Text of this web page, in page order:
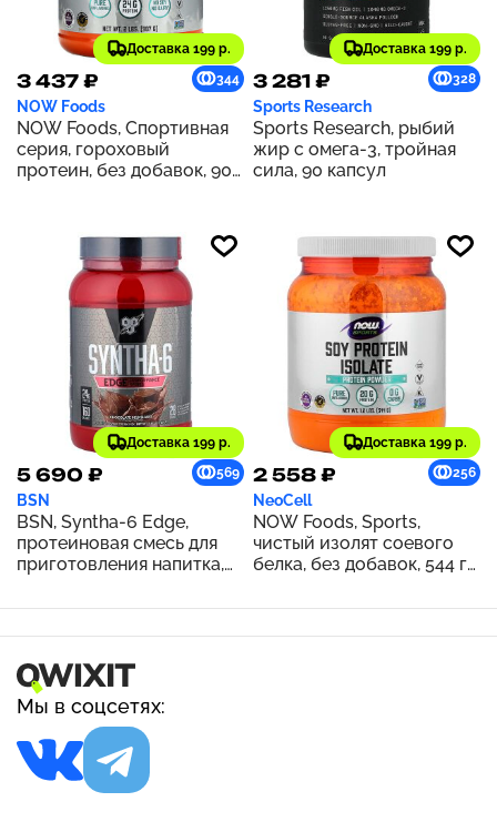
Доставка 199 р.
3 437 ₽ 344
NOW Foods
NOW Foods, Спортивная
серия, гороховый
протеин, без добавок, 907
Доставка 199 р.
3 281 ₽ 328
Sports Research
Sports Research, рыбий
жир с омега-3, тройная
сила, 90 капсул
Доставка 199 р.
5 690 ₽ 569
BSN
BSN, Syntha-6 Edge,
протеиновая смесь для
приготовления напитка,
коктейль, 1,12 кг (2,47
Доставка 199 р.
2 558 ₽ 256
NeoCell
NOW Foods, Sports,
чистый изолят соевого
белка, без добавок, 544 г
Мы в соцсетях: